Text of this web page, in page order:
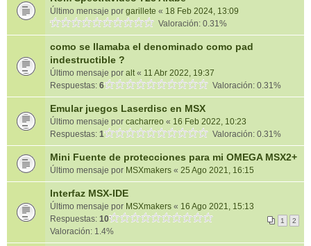
Último mensaje por garillete « 18 Feb 2024, 13:09
Valoración: 0.31%
como se llamaba el denominado como pad
indestructible ?
Último mensaje por alt« 11 Abr 2022, 19:37
Respuestas: 6 Valoración: 0.31%
Emular juegos Laserdisc en MSX
Último mensaje por cacharreo « 16 Feb 2022, 10:23
Respuestas: 1 Valoración: 0.31%
Mini Fuente de protecciones para mi OMEGA MSX2+
Último mensaje por MSXmakers « 25 Ago 2021, 16:15
Interfaz MSX-IDE
Último mensaje por MSXmakers « 16 Ago 2021, 15:13
Respuestas: 10 1 2
Valoración: 1.4%